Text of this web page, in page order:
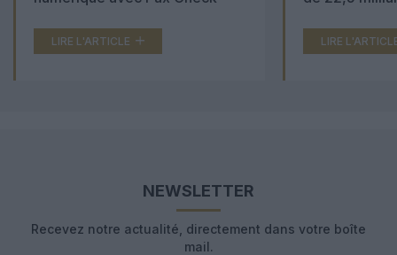
LIRE L'ARTICLE LIRE
NEWSLETTER
Recevez notre actualité, directement dans votre boîte
mail.